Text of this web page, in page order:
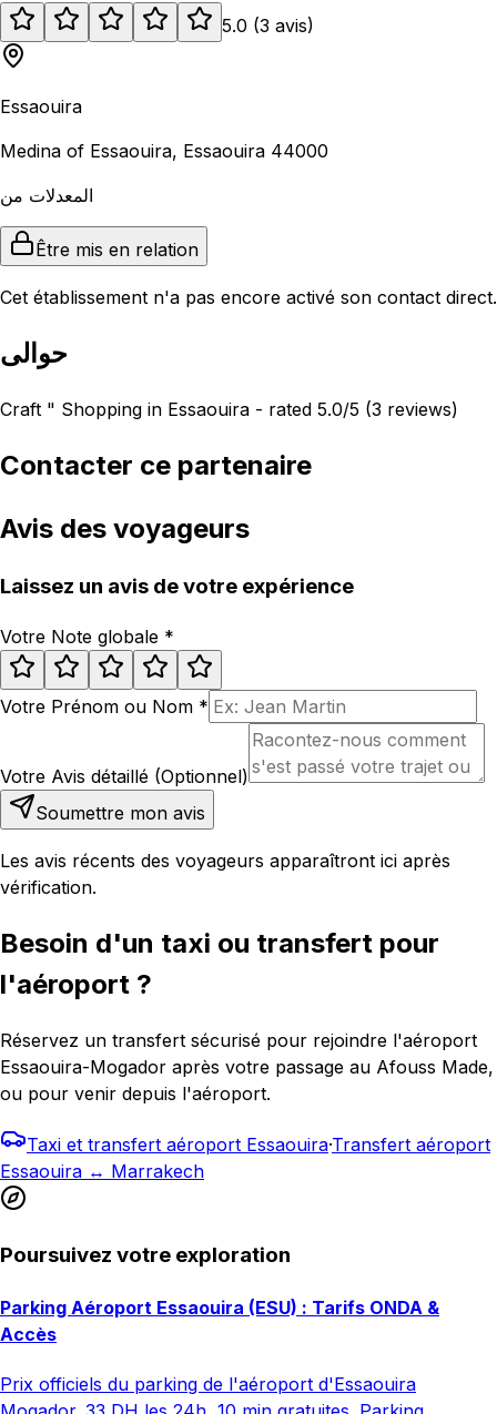
5.0 (3 avis)
Essaouira
Medina of Essaouira, Essaouira 44000
المعدلات من
Être mis en relation
Cet établissement n'a pas encore activé son contact direct.
حوالى
Craft " Shopping in Essaouira - rated 5.0/5 (3 reviews)
Contacter ce partenaire
Avis des voyageurs
Laissez un avis de votre expérience
Votre Note globale *
Votre Prénom ou Nom *
Votre Avis détaillé (Optionnel)
Soumettre mon avis
Les avis récents des voyageurs apparaîtront ici après
vérification.
Besoin d'un taxi ou transfert pour
l'aéroport ?
Réservez un transfert sécurisé pour rejoindre l'aéroport
Essaouira-Mogador après votre passage au Afouss Made,
ou pour venir depuis l'aéroport.
Taxi et transfert aéroport Essaouira·Transfert aéroport
Essaouira ↔ Marrakech
Poursuivez votre exploration
Parking Aéroport Essaouira (ESU) : Tarifs ONDA &
Accès
Prix officiels du parking de l'aéroport d'Essaouira